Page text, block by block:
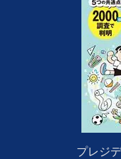
プレジ